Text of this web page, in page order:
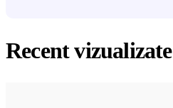
Recent vizualizate